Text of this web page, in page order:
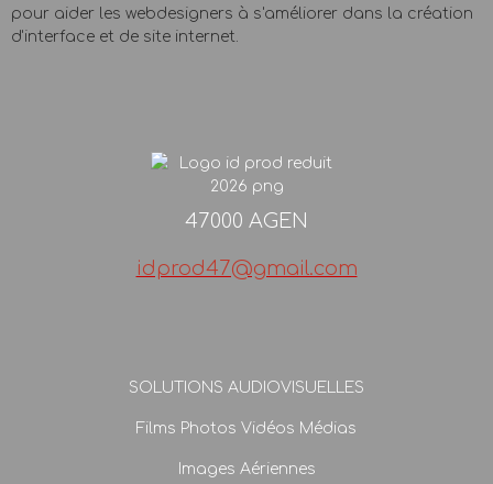
pour aider les webdesigners à s'améliorer dans la création
d'interface et de site internet.
47000 AGEN
idprod47@gmail.com
SOLUTIONS AUDIOVISUELLES
Films Photos Vidéos Médias
Images Aériennes